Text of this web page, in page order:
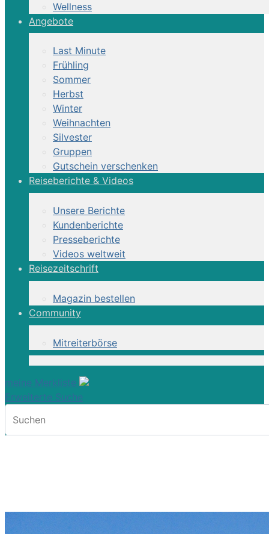
Wellness
Angebote
Last Minute
Frühling
Sommer
Herbst
Winter
Weihnachten
Silvester
Gruppen
Gutschein verschenken
Reiseberichte & Videos
Unsere Berichte
Kundenberichte
Presseberichte
Videos weltweit
Reisezeitschrift
Magazin bestellen
Community
Mitreiterbörse
meine Merkliste
Erweiterte Suche